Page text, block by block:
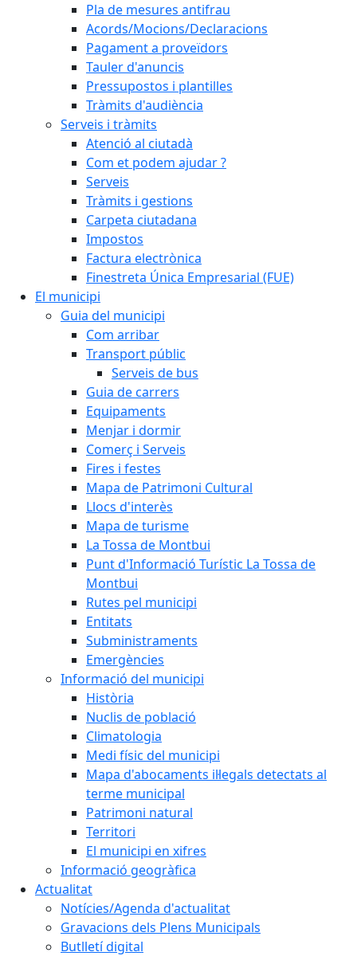
Pla de mesures antifrau
Acords/Mocions/Declaracions
Pagament a proveïdors
Tauler d'anuncis
Pressupostos i plantilles
Tràmits d'audiència
Serveis i tràmits
Atenció al ciutadà
Com et podem ajudar ?
Serveis
Tràmits i gestions
Carpeta ciutadana
Impostos
Factura electrònica
Finestreta Única Empresarial (FUE)
El municipi
Guia del municipi
Com arribar
Transport públic
Serveis de bus
Guia de carrers
Equipaments
Menjar i dormir
Comerç i Serveis
Fires i festes
Mapa de Patrimoni Cultural
Llocs d'interès
Mapa de turisme
La Tossa de Montbui
Punt d'Informació Turístic La Tossa de
Montbui
Rutes pel municipi
Entitats
Subministraments
Emergències
Informació del municipi
Història
Nuclis de població
Climatologia
Medi físic del municipi
Mapa d'abocaments il·legals detectats al
terme municipal
Patrimoni natural
Territori
El municipi en xifres
Informació geogràfica
Actualitat
Notícies/Agenda d'actualitat
Gravacions dels Plens Municipals
Butlletí digital